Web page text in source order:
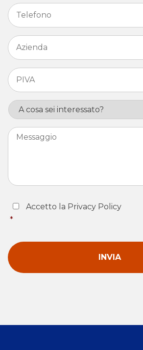
Telefono
Azienda
PIVA
Interesse
Messaggio
Consent
Accetto la Privacy Policy
*